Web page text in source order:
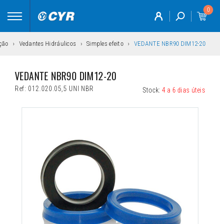
Toggle
0
Vedantes Hidráulicos Simples efeito VEDANTE NBR90 DIM12-20
VEDANTE NBR90 DIM12-20
Ref: 012.020.05,5 UNI NBR Stock: 4 a 6 dias úteis